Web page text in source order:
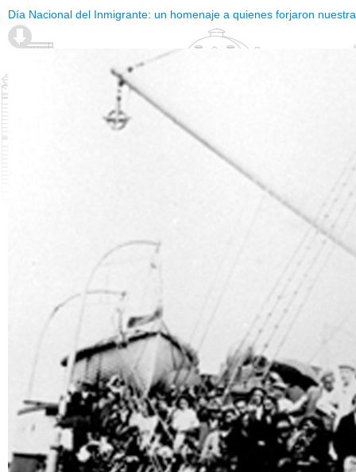
Día Nacional del Inmigrante: un homenaje a quienes forjaron